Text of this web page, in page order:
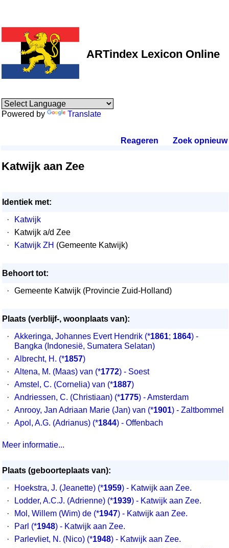
ARTindex Lexicon Online
Powered by Translate
Reageren Zoek opnieuw.
Katwijk aan Zee
Identiek met:
·
Katwijk
·
Katwijk a/d Zee
·
Katwijk ZH (Gemeente Katwijk)
Behoort tot:
·
Gemeente Katwijk (Provincie Zuid-Holland)
Plaats (verblijf-, woonplaats van):
·
Akkeringa, Johannes Evert Hendrik (*1861; 1864) -
Bangka (Indonesië, Sumatera Selatan)
·
Albrecht, H. (*1857)
·
Altena, M. (Maas) van (*1772) - Soest
·
Amstel, C. (Cornelia) van (*1887)
·
Andriessen, C. (Christiaan) (*1775) - Amsterdam
·
Anrooy, Jan Adriaan Marie (Jan) van (*1901) - Zaltbommel
·
Apol, A.G. (Adrianus) (*1844) - Offenbach
Meer informatie...
Plaats (geboorteplaats van):
·
Hoekstra, J. (Jeanette) (*1959) - Katwijk aan Zee.
·
Lodder, A.C.J. (Adrienne) (*1939) - Katwijk aan Zee.
·
Mol, Willem (Wim) de (*1947) - Katwijk aan Zee.
·
Parl (*1948) - Katwijk aan Zee.
·
Parlevliet, N. (Nico) (*1948) - Katwijk aan Zee.